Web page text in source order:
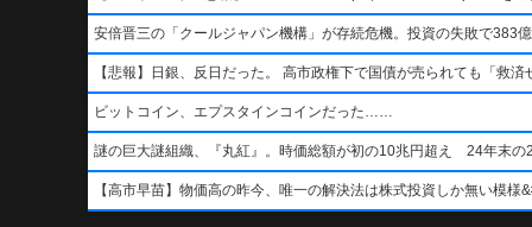
安倍晋三の「クールジャパン機構」が存続危機。投資の失敗で383
【悲報】日銀、反日だった。 高市政権下で国債が売られても「救済
ビットコイン、エプスタインコインだった……
謎の巨大謎組織、『丸紅』。時価総額が初の10兆円超え 24年末の
【高市早苗】物価高の昨今、唯一の解決法は株式投資しか無い模